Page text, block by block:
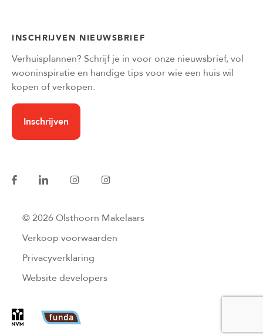
INSCHRIJVEN NIEUWSBRIEF
Verhuisplannen? Schrijf je in voor onze nieuwsbrief, vol
wooninspiratie en handige tips voor wie een huis wil
kopen of verkopen.
Inschrijven
© 2026 Olsthoorn Makelaars
Verkoop voorwaarden
Privacyverklaring
Website developers